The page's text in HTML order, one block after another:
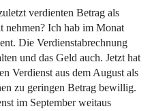
verdienten Betrag als
nehmen? Ich hab im Monat
Die Verdienstabrechnung
und das Geld auch. Jetzt hat
Verdienst aus dem August als
zu geringen Betrag bewillig.
im September weitaus